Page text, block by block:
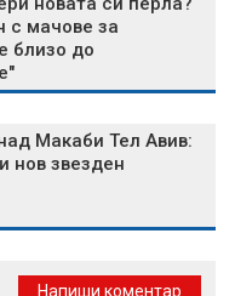
с мачове за
близо до
Макаби Тел Авив:
нов звезден
Напиши коментар